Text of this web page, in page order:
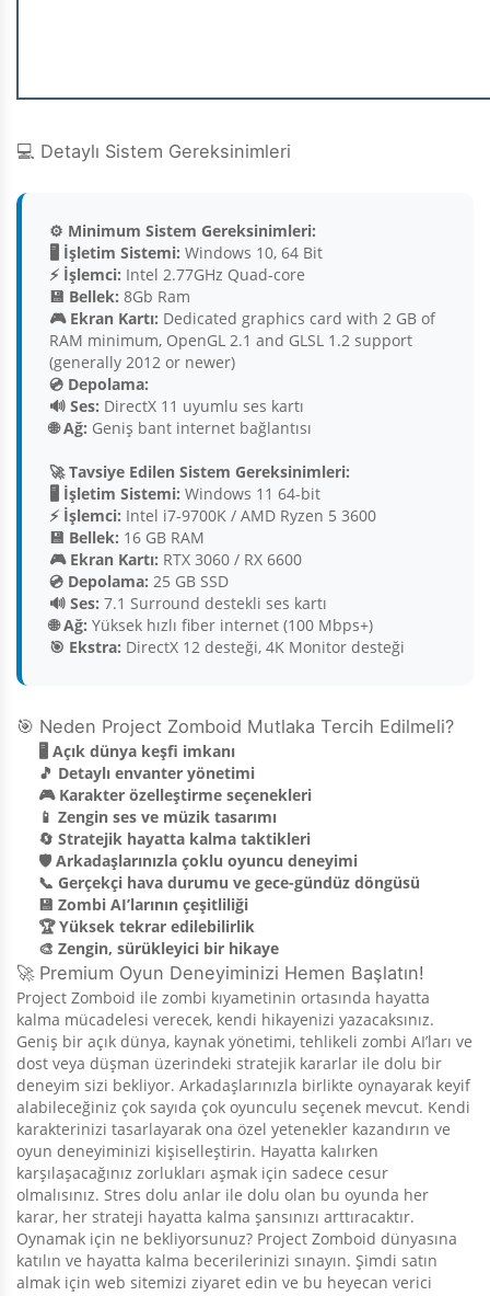
💻 Detaylı Sistem Gereksinimleri
⚙️ Minimum Sistem Gereksinimleri:
🖥️ İşletim Sistemi: Windows 10, 64 Bit
⚡ İşlemci: Intel 2.77GHz Quad-core
💾 Bellek: 8Gb Ram
🎮 Ekran Kartı: Dedicated graphics card with 2 GB of
RAM minimum, OpenGL 2.1 and GLSL 1.2 support
(generally 2012 or newer)
💿 Depolama:
🔊 Ses: DirectX 11 uyumlu ses kartı
🌐 Ağ: Geniş bant internet bağlantısı
🚀 Tavsiye Edilen Sistem Gereksinimleri:
🖥️ İşletim Sistemi: Windows 11 64-bit
⚡ İşlemci: Intel i7-9700K / AMD Ryzen 5 3600
💾 Bellek: 16 GB RAM
🎮 Ekran Kartı: RTX 3060 / RX 6600
💿 Depolama: 25 GB SSD
🔊 Ses: 7.1 Surround destekli ses kartı
🌐 Ağ: Yüksek hızlı fiber internet (100 Mbps+)
🎯 Ekstra: DirectX 12 desteği, 4K Monitor desteği
🎯 Neden Project Zomboid Mutlaka Tercih Edilmeli?
🖥️ Açık dünya keşfi imkanı
🎵 Detaylı envanter yönetimi
🎮 Karakter özelleştirme seçenekleri
📱 Zengin ses ve müzik tasarımı
🔄 Stratejik hayatta kalma taktikleri
🛡️ Arkadaşlarınızla çoklu oyuncu deneyimi
📞 Gerçekçi hava durumu ve gece-gündüz döngüsü
💾 Zombi AI’larının çeşitliliği
🏆 Yüksek tekrar edilebilirlik
🎨 Zengin, sürükleyici bir hikaye
🚀 Premium Oyun Deneyiminizi Hemen Başlatın!
Project Zomboid ile zombi kıyametinin ortasında hayatta
kalma mücadelesi verecek, kendi hikayenizi yazacaksınız.
Geniş bir açık dünya, kaynak yönetimi, tehlikeli zombi AI’ları ve
dost veya düşman üzerindeki stratejik kararlar ile dolu bir
deneyim sizi bekliyor. Arkadaşlarınızla birlikte oynayarak keyif
alabileceğiniz çok sayıda çok oyunculu seçenek mevcut. Kendi
karakterinizi tasarlayarak ona özel yetenekler kazandırın ve
oyun deneyiminizi kişiselleştirin. Hayatta kalırken
karşılaşacağınız zorlukları aşmak için sadece cesur
olmalısınız. Stres dolu anlar ile dolu olan bu oyunda her
karar, her strateji hayatta kalma şansınızı arttıracaktır.
Oynamak için ne bekliyorsunuz? Project Zomboid dünyasına
katılın ve hayatta kalma becerilerinizi sınayın. Şimdi satın
almak için web sitemizi ziyaret edin ve bu heyecan verici